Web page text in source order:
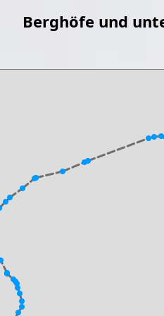
Berghöfe und